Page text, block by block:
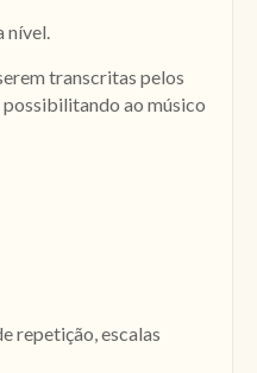
nível.
transcritas pelos
ao músico
repetição, escalas